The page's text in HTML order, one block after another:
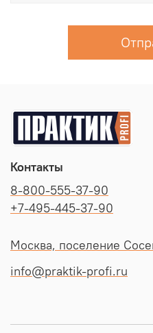
Контакты
8-800-555-37-90
+7-495-445-37-90
Москва, поселение
info@praktik-profi.ru